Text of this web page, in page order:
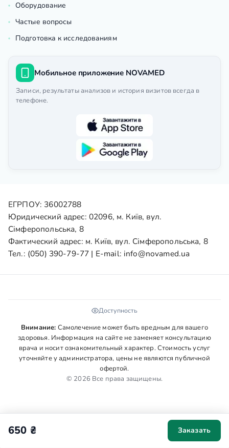
650 ₴ Заказать
Оборудование
Частые вопросы
Подготовка к исследованиям
Мобильное приложение NOVAMED
Записи, результаты анализов и история визитов всегда в
телефоне.
ЕГРПОУ: 36002788
Юридический адрес: 02096, м. Київ, вул.
Сімферопольська, 8
Фактический адрес: м. Київ, вул. Сімферопольська, 8
Тел.: (050) 390-79-77 | E-mail: info@novamed.ua
Доступность
Внимание: Самолечение может быть вредным для вашего
здоровья. Информация на сайте не заменяет консультацию
врача и носит ознакомительный характер. Стоимость услуг
уточняйте у администратора, цены не являются публичной
офертой.
© 2026 Все права защищены.
Мы используем cookies для аналитики и персонализации. Ваше
согласие поможет сделать сайт удобнее. Подробнее вПолитике